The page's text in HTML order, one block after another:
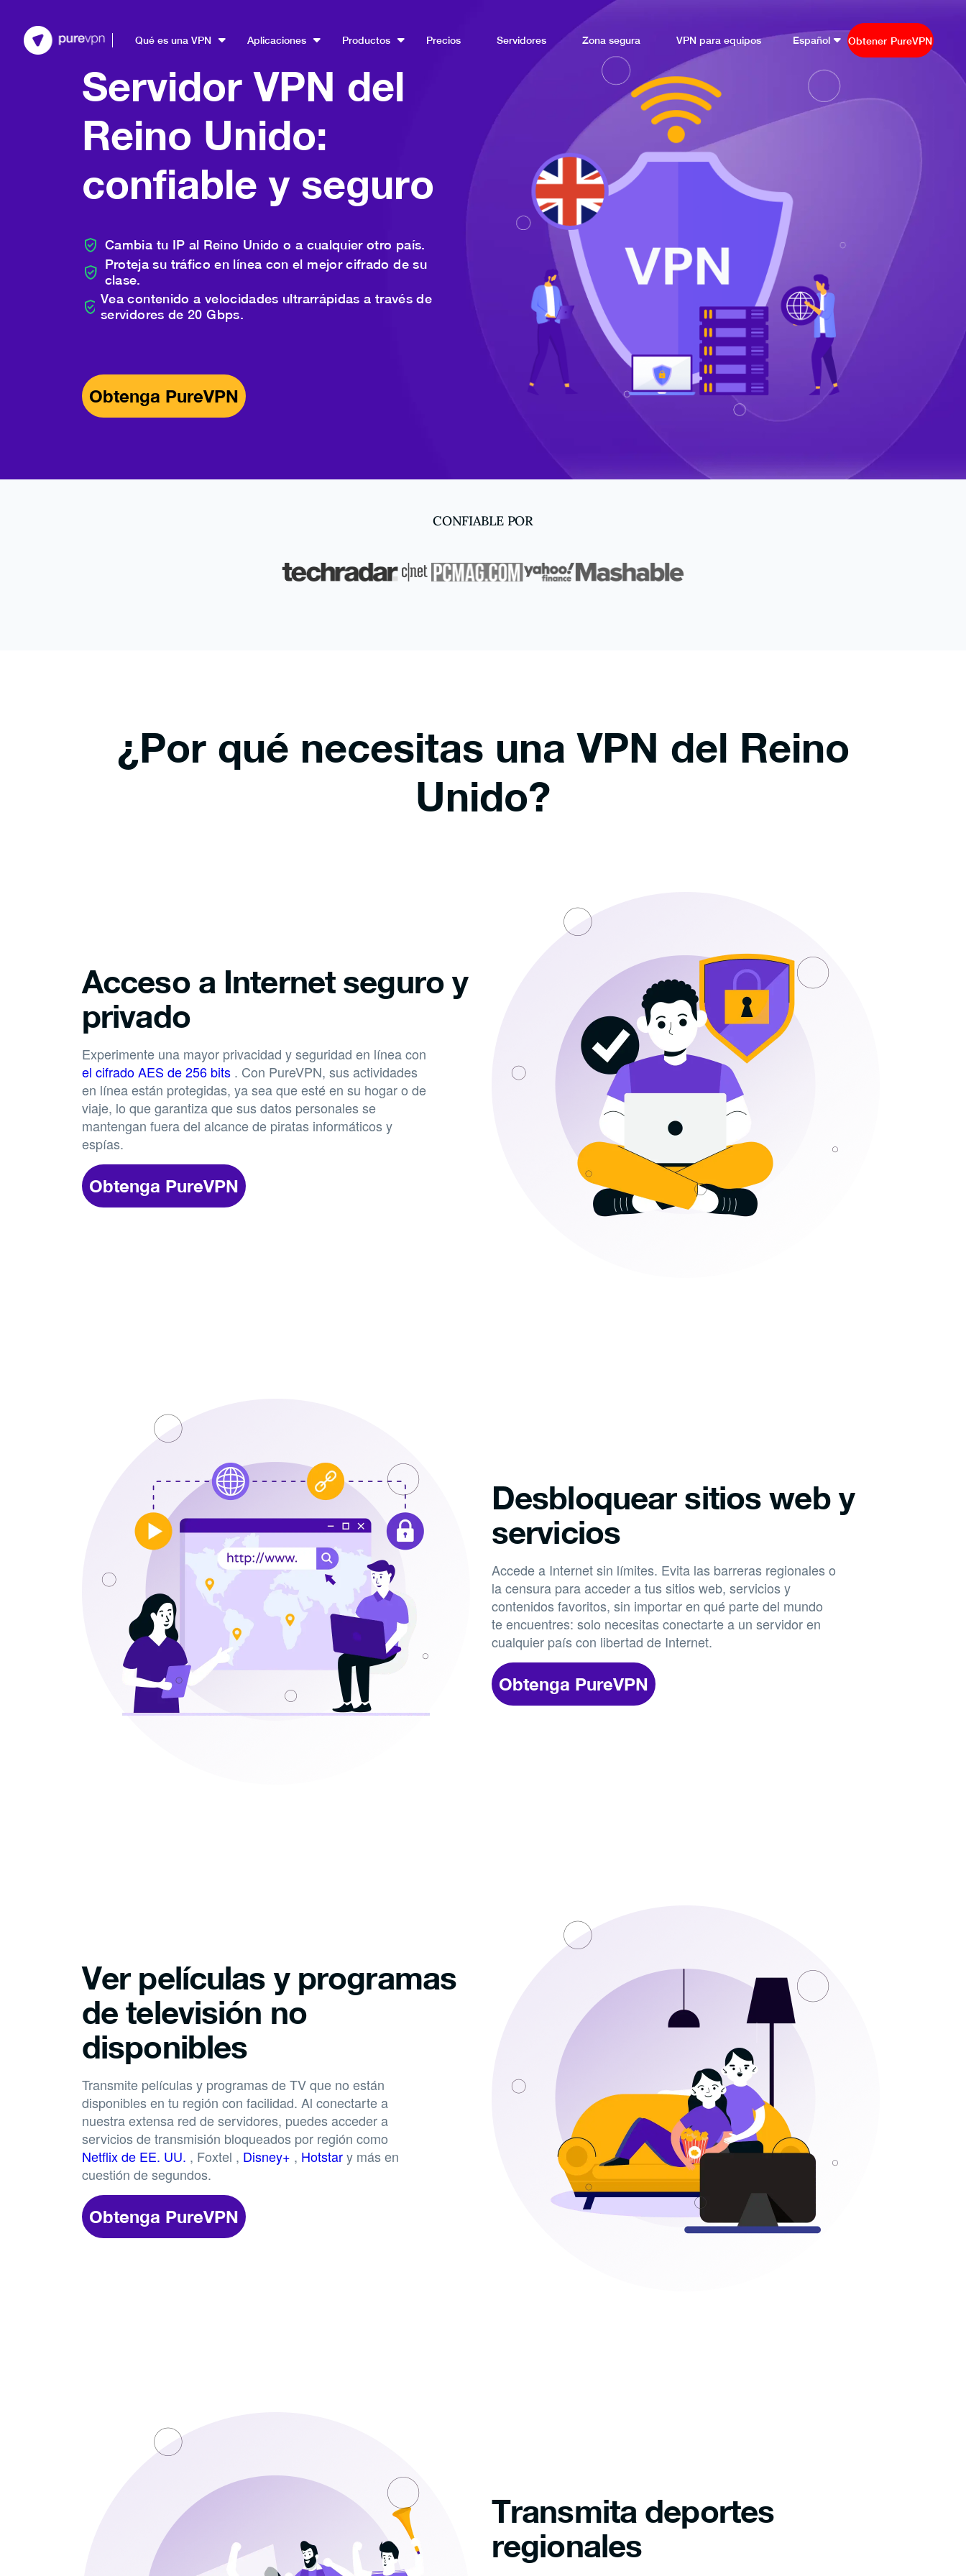
Qué es una VPN Aplicaciones Productos Precios Servidores Zona segura VPN para equipos Español Obtener PureVPN
Servidor VPN del
Reino Unido:
confiable y seguro
Cambia tu IP al Reino Unido o a cualquier otro país.
Proteja su tráfico en línea con el mejor cifrado de su
clase.
Vea contenido a velocidades ultrarrápidas a través de
servidores de 20 Gbps.
Obtenga PureVPN
CONFIABLE POR
¿Por qué necesitas una VPN del Reino
Unido?
Acceso a Internet seguro y
privado
Experimente una mayor privacidad y seguridad en línea con
el cifrado AES de 256 bits . Con PureVPN, sus actividades
en línea están protegidas, ya sea que esté en su hogar o de
viaje, lo que garantiza que sus datos personales se
mantengan fuera del alcance de piratas informáticos y
espías.
Obtenga PureVPN
Desbloquear sitios web y
servicios
Accede a Internet sin límites. Evita las barreras regionales o
la censura para acceder a tus sitios web, servicios y
contenidos favoritos, sin importar en qué parte del mundo
te encuentres: solo necesitas conectarte a un servidor en
cualquier país con libertad de Internet.
Obtenga PureVPN
Ver películas y programas
de televisión no
disponibles
Transmite películas y programas de TV que no están
disponibles en tu región con facilidad. Al conectarte a
nuestra extensa red de servidores, puedes acceder a
servicios de transmisión bloqueados por región como
Netflix de EE. UU. , Foxtel , Disney+ , Hotstary más en
cuestión de segundos.
Obtenga PureVPN
Transmita deportes
regionales